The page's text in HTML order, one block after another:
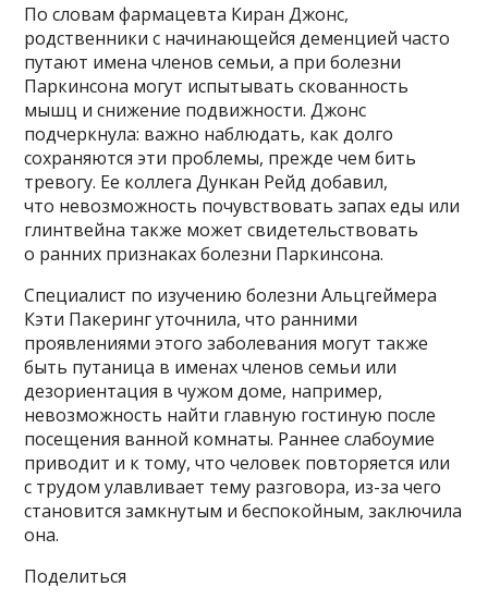
По словам фармацевта Киран Джонс,
родственники с начинающейся деменцией часто
путают имена членов семьи, а при болезни
Паркинсона могут испытывать скованность
мышц и снижение подвижности. Джонс
подчеркнула: важно наблюдать, как долго
сохраняются эти проблемы, прежде чем бить
тревогу. Ее коллега Дункан Рейд добавил,
что невозможность почувствовать запах еды или
глинтвейна также может свидетельствовать
о ранних признаках болезни Паркинсона.
Специалист по изучению болезни Альцгеймера
Кэти Пакеринг уточнила, что ранними
проявлениями этого заболевания могут также
быть путаница в именах членов семьи или
дезориентация в чужом доме, например,
невозможность найти главную гостиную после
посещения ванной комнаты. Раннее слабоумие
приводит и к тому, что человек повторяется или
с трудом улавливает тему разговора, из-за чего
становится замкнутым и беспокойным, заключила
она.
Поделиться